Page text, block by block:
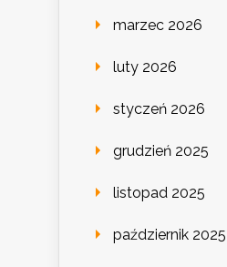
marzec 2026
luty 2026
styczeń 2026
grudzień 2025
listopad 2025
październik 2025